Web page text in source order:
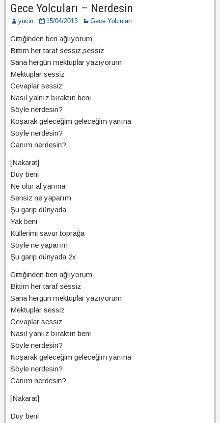
Gece Yolcuları – Nerdesin
yucin 15/04/2013 Gece Yolcuları
Gittiğinden beri ağlıyorum
Bittim her taraf sessiz,sessiz
Sana hergün mektuplar yazıyorum
Mektuplar sessiz
Cevaplar sessiz
Nasıl yalnız bıraktın beni
Söyle nerdesin?
Koşarak geleceğim geleceğim yanına
Söyle nerdesin?
Canım nerdesin?
[Nakarat]
Duy beni
Ne olur al yanına
Sensiz ne yaparım
Şu garip dünyada
Yak beni
Küllerimi savur toprağa
Söyle ne yaparım
Şu garip dünyada 2x
Gittiğinden beri ağlıyorum
Bittim her taraf sessiz
Sana hergün mektuplar yazıyorum
Mektuplar sessiz
Cevaplar sessiz
Nasıl yanlız bıraktın beni
Söyle nerdesin?
Koşarak geleceğim geleceğim yanına
Söyle nerdesin?
Canım nerdesin?
[Nakarat]
Duy beni